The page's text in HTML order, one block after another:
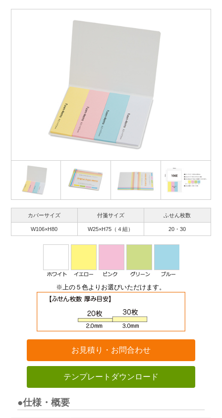
カバーサイズ 付箋サイズ ふせん枚数
W106×H80 W25×H75（４組） 20・30
※上の５色よりお選びいただけます。
お見積り・お問合わせ
テンプレートダウンロード
●仕様・概要